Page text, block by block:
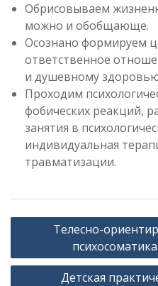
Обрисовываем
можно и обобщающе.
Осознано формируем
ответственное
и душевному
Проходим
фобических реакций,
занятия в
индивидуальная
травматизации.
Навигация
записям
Телесно-
Детская